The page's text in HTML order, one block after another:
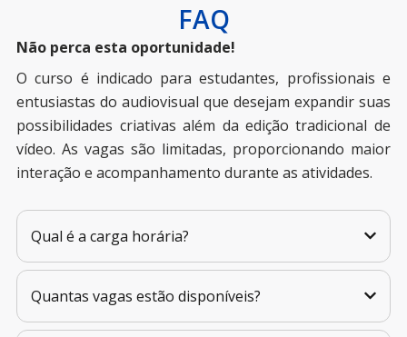
FAQ
Não perca esta oportunidade!
O curso é indicado para estudantes, profissionais e
entusiastas do audiovisual que desejam expandir suas
possibilidades criativas além da edição tradicional de
vídeo. As vagas são limitadas, proporcionando maior
interação e acompanhamento durante as atividades.
Qual é a carga horária?
Quantas vagas estão disponíveis?